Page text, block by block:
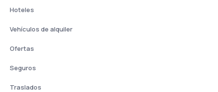
Hoteles
Vehículos de alquiler
Ofertas
Seguros
Traslados